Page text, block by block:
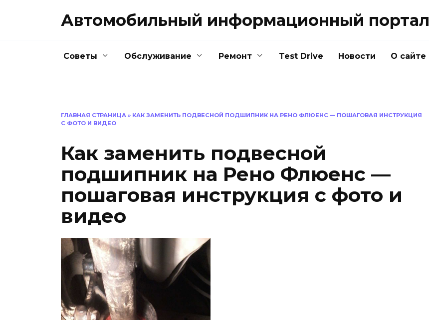
Автомобильный информационный портал
Советы Обслуживание Ремонт Test Drive Новости О сайте
ГЛАВНАЯ СТРАНИЦА » КАК ЗАМЕНИТЬ ПОДВЕСНОЙ ПОДШИПНИК НА РЕНО ФЛЮЕНС — ПОШАГОВАЯ ИНСТРУКЦИЯ
С ФОТО И ВИДЕО
Как заменить подвесной
подшипник на Рено Флюенс —
пошаговая инструкция с фото и
видео